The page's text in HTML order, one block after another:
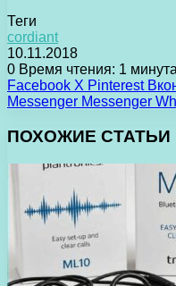
Теги
cordiant
10.11.2018
0 Время чтения: 1
Facebook X Pinterest
Messenger Messenger
ПОХОЖИЕ СТАТЬИ